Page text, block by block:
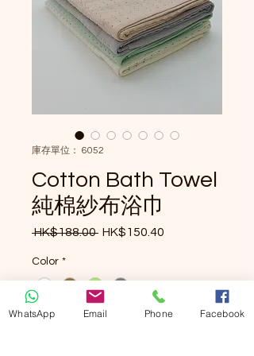
庫存單位： 6052
Cotton Bath Towel
純棉紗布浴巾
HK$188.00 一般價格
HK$150.40
Color *
數量
WhatsApp Email Phone Facebook